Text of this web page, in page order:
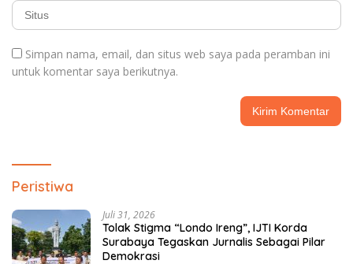
Simpan nama, email, dan situs web saya pada peramban ini
untuk komentar saya berikutnya.
Peristiwa
Juli 31, 2026
Tolak Stigma “Londo Ireng”, IJTI Korda
Surabaya Tegaskan Jurnalis Sebagai Pilar
Demokrasi